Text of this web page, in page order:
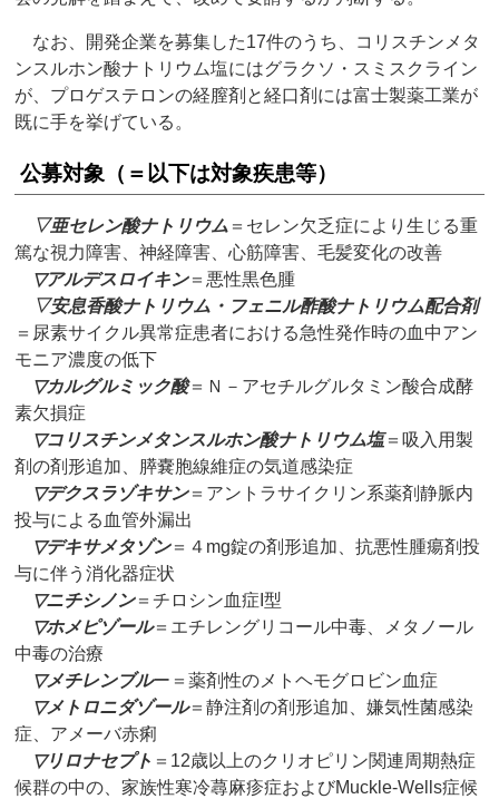
なお、開発企業を募集した17件のうち、コリスチンメタ
ンスルホン酸ナトリウム塩にはグラクソ・スミスクライン
が、プロゲステロンの経膣剤と経口剤には富士製薬工業が
既に手を挙げている。
公募対象（＝以下は対象疾患等）
▽亜セレン酸ナトリウム ＝セレン欠乏症により生じる重
篤な視力障害、神経障害、心筋障害、毛髪変化の改善
▽アルデスロイキン＝悪性黒色腫
▽安息香酸ナトリウム・フェニル酢酸ナトリウム配合剤
＝尿素サイクル異常症患者における急性発作時の血中アン
モニア濃度の低下
▽カルグルミック酸＝Ｎ－アセチルグルタミン酸合成酵
素欠損症
▽コリスチンメタンスルホン酸ナトリウム塩＝吸入用製
剤の剤形追加、膵嚢胞線維症の気道感染症
▽デクスラゾキサン＝アントラサイクリン系薬剤静脈内
投与による血管外漏出
▽デキサメタゾン＝４mg錠の剤形追加、抗悪性腫瘍剤投
与に伴う消化器症状
▽ニチシノン＝チロシン血症I型
▽ホメピゾール＝エチレングリコール中毒、メタノール
中毒の治療
▽メチレンブルー＝薬剤性のメトヘモグロビン血症
▽メトロニダゾール＝静注剤の剤形追加、嫌気性菌感染
症、アメーバ赤痢
▽リロナセプト ＝12歳以上のクリオピリン関連周期熱症
候群の中の、家族性寒冷蕁麻疹症およびMuckle-Wells症候